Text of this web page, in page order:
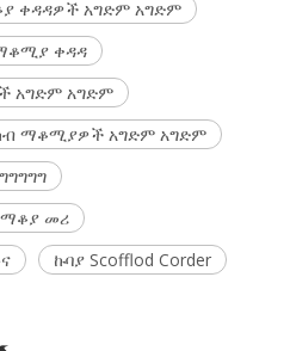
ቀዳዳዎች አግድም አግድም
ቀዳዳ
አግድም አግድም
ማቆሚያዎች አግድም አግድም
ማቆያ መሪ
ኩባያ Scofflod Corder